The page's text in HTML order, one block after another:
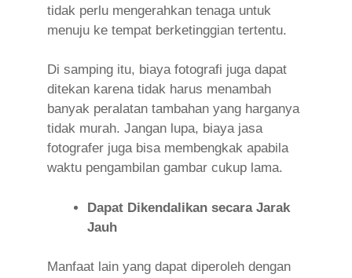
tidak perlu mengerahkan tenaga untuk
menuju ke tempat berketinggian tertentu.
Di samping itu, biaya fotografi juga dapat
ditekan karena tidak harus menambah
banyak peralatan tambahan yang harganya
tidak murah. Jangan lupa, biaya jasa
fotografer juga bisa membengkak apabila
waktu pengambilan gambar cukup lama.
Dapat Dikendalikan secara Jarak
Jauh
Manfaat lain yang dapat diperoleh dengan